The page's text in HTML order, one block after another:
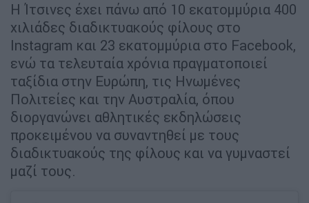
Η Ίτσινες έχει πάνω από 10 εκατομμύρια 400
χιλιάδες διαδικτυακούς φίλους στο
Instagram και 23 εκατομμύρια στο Facebook,
ενώ τα τελευταία χρόνια πραγματοποιεί
ταξίδια στην Ευρώπη, τις Ηνωμένες
Πολιτείες και την Αυστραλία, όπου
διοργανώνει αθλητικές εκδηλώσεις
προκειμένου να συναντηθεί με τους
διαδικτυακούς της φίλους και να γυμναστεί
μαζί τους.